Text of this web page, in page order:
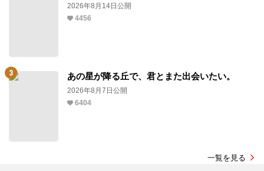
2026年8月14日公開
4456
あの星が降る丘で、君とまた出会いたい。
2026年8月7日公開
6404
一覧を見る